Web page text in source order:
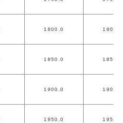
1800.0 1800.0
1850.0 1850.0
1900.0 1900.0
1950.0 1950.0